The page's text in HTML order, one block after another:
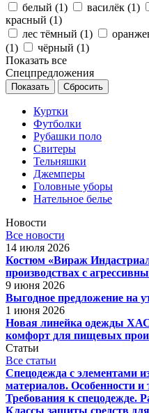
белый (1) василёк (1)
красный (1)
лес тёмный (1)
(1) чёрный (1)
Показать все
Спецпредложения
Сбросить
Куртки
Футболки
Рубашки поло
Свитеры
Тельняшки
Джемперы
Головные уборы
Нательное белье
Новости
Все новости
14 июля 2026
Костюм «Вираж
производствах с
9 июня 2026
Выгодное предложение на
1 июня 2026
Новая линейка одежды
комфорт для пищевых
Статьи
Все статьи
Спецодежда с элементами
материалов. Особенности и
Требования к спецодежде.
Классы защиты средств